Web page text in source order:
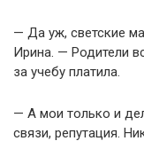
— Да уж, светские
Ирина. — Родители
за учебу платила.
— А мои только и
связи, репутация.